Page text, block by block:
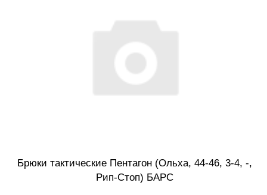
Брюки тактические Пентагон (Ольха, 44-46, 3-4, -,
Рип-Стоп) БАРС